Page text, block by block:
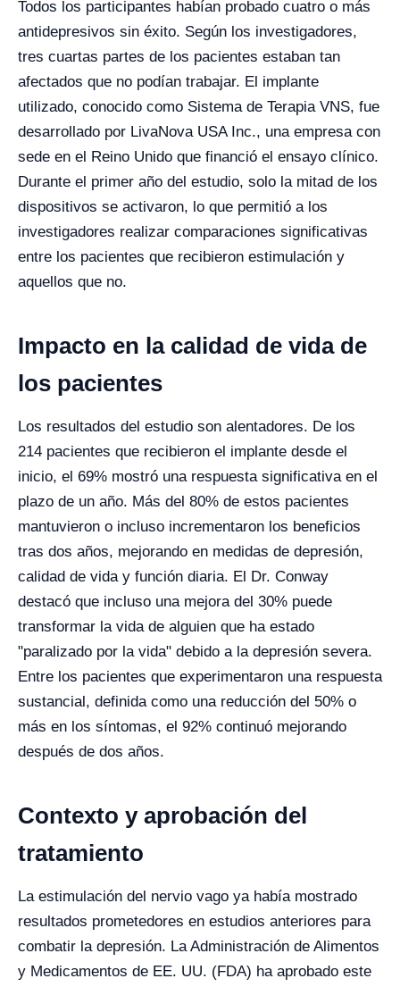
Todos los participantes habían probado cuatro o más
antidepresivos sin éxito. Según los investigadores,
tres cuartas partes de los pacientes estaban tan
afectados que no podían trabajar. El implante
utilizado, conocido como Sistema de Terapia VNS, fue
desarrollado por LivaNova USA Inc., una empresa con
sede en el Reino Unido que financió el ensayo clínico.
Durante el primer año del estudio, solo la mitad de los
dispositivos se activaron, lo que permitió a los
investigadores realizar comparaciones significativas
entre los pacientes que recibieron estimulación y
aquellos que no.
Impacto en la calidad de vida de
los pacientes
Los resultados del estudio son alentadores. De los
214 pacientes que recibieron el implante desde el
inicio, el 69% mostró una respuesta significativa en el
plazo de un año. Más del 80% de estos pacientes
mantuvieron o incluso incrementaron los beneficios
tras dos años, mejorando en medidas de depresión,
calidad de vida y función diaria. El Dr. Conway
destacó que incluso una mejora del 30% puede
transformar la vida de alguien que ha estado
"paralizado por la vida" debido a la depresión severa.
Entre los pacientes que experimentaron una respuesta
sustancial, definida como una reducción del 50% o
más en los síntomas, el 92% continuó mejorando
después de dos años.
Contexto y aprobación del
tratamiento
La estimulación del nervio vago ya había mostrado
resultados prometedores en estudios anteriores para
combatir la depresión. La Administración de Alimentos
y Medicamentos de EE. UU. (FDA) ha aprobado este